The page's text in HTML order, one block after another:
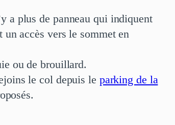
a plus de panneau qui indiquent
accès vers le sommet en
ou de brouillard.
le col depuis le parking de la